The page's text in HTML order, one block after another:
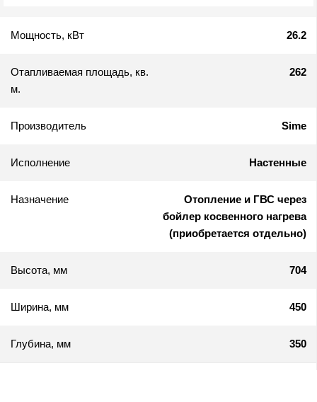
Мощность, кВт 26.2
Отапливаемая площадь, кв.
м.
262
Производитель Sime
Исполнение Настенные
Назначение
Отопление и ГВС через
бойлер косвенного нагрева
(приобретается отдельно)
Высота, мм 704
Ширина, мм 450
Глубина, мм 350